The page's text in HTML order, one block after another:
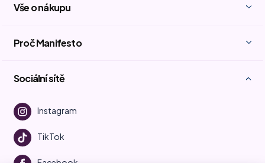
Vše o nákupu
Proč Manifesto
Sociální sítě
Instagram
TikTok